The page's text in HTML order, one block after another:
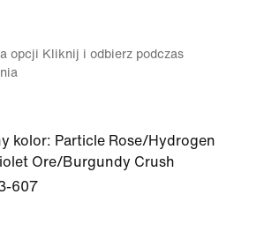
opcji Kliknij i odbierz podczas
kolor: Particle Rose/Hydrogen
Ore/Burgundy Crush
607